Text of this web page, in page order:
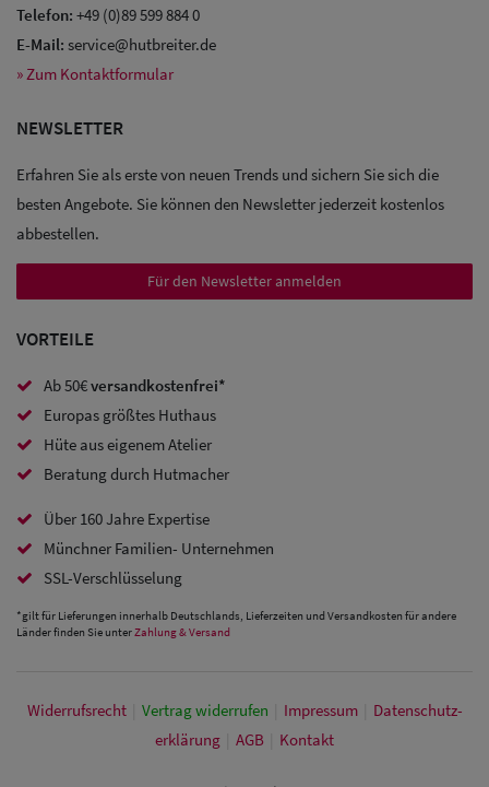
Sale:
Baseball
Caps
Sale:
mit
Ohrenschutz
Telefon: +49 (0)89 599 884 0
E-Mail: service@hutbreiter.de
» Zum Kontaktformular
NEWSLETTER
Erfahren Sie als erste von neuen Trends und sichern Sie sich die
besten Angebote. Sie können den Newsletter jederzeit kostenlos
abbestellen.
Für den Newsletter anmelden
VORTEILE
Ab 50€versandkostenfrei*
Europas größtes Huthaus
Hüte aus eigenem Atelier
Beratung durch Hutmacher
Über 160 Jahre Expertise
Münchner Familien- Unternehmen
SSL-Verschlüsselung
*gilt für Lieferungen innerhalb Deutschlands, Lieferzeiten und Versandkosten für andere
Länder finden Sie unterZahlung & Versand
Widerrufs­recht Vertrag widerrufen Impressum
Daten­schutz­
erklärung
AGB Kontakt